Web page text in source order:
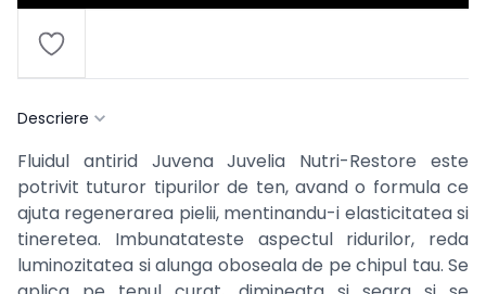
Descriere
Fluidul antirid Juvena Juvelia Nutri-Restore este
potrivit tuturor tipurilor de ten, avand o formula ce
ajuta regenerarea pielii, mentinandu-i elasticitatea si
tineretea. Imbunatateste aspectul ridurilor, reda
luminozitatea si alunga oboseala de pe chipul tau. Se